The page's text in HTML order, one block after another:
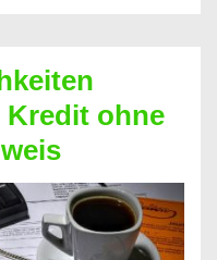
Kredit ohne